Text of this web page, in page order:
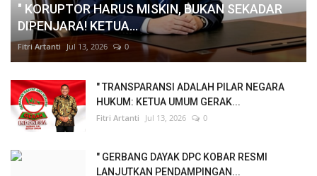
" KORUPTOR HARUS MISKIN, BUKAN SEKADAR
DIPENJARA! KETUA...
Fitri Artanti Jul 13, 2026 0
" TRANSPARANSI ADALAH PILAR NEGARA
HUKUM: KETUA UMUM GERAK...
Fitri Artanti Jul 13, 2026 0
" GERBANG DAYAK DPC KOBAR RESMI
LANJUTKAN PENDAMPINGAN...